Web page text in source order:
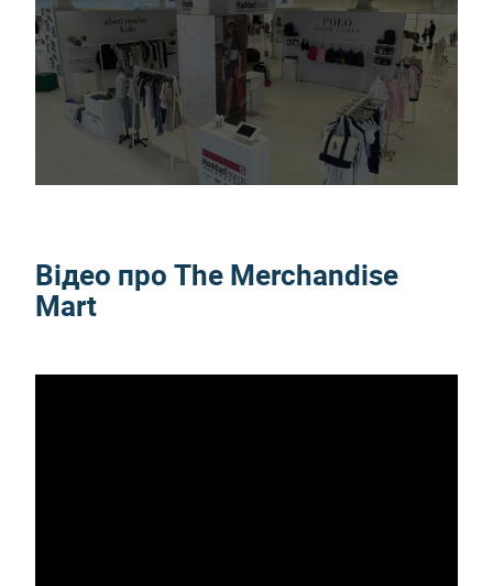
Відео про The Merchandise
Mart